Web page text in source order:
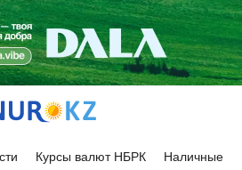
Курсы валют НБРК Наличные